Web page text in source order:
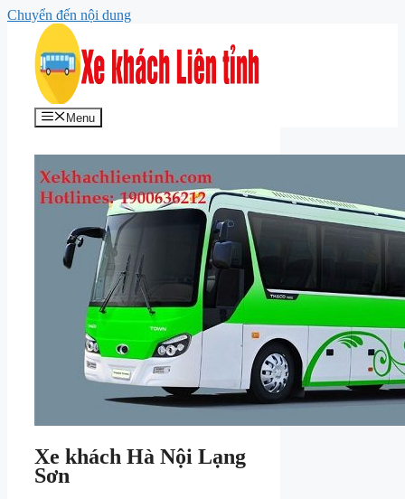
Chuyển đến nội dung
Menu
Xe khách Hà Nội Lạng
Sơn